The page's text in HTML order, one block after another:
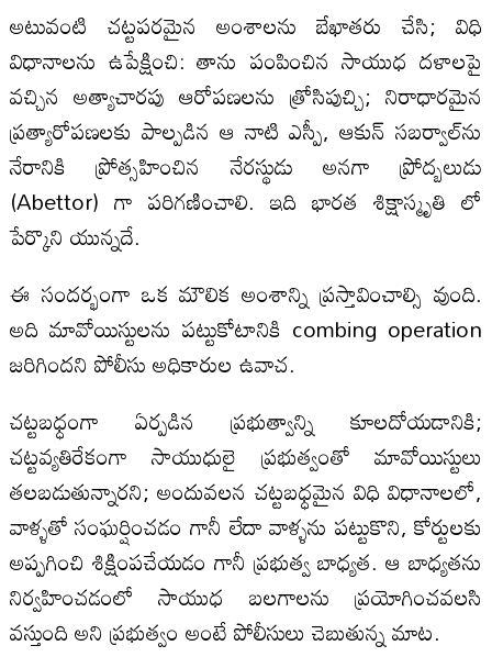
అటువంటి చట్టపరమైన అంశాలను బేఖాతరు చేసి; విధి
విధానాలను ఉపేక్షించి: తాను పంపించిన సాయుధ దళాలపై
వచ్చిన అత్యాచారపు ఆరోపణలను త్రోసిపుచ్చి; నిరాధారమైన
ప్రత్యారోపణలకు పాల్పడిన ఆ నాటి ఎస్పీ, ఆకున్ సబర్వాల్‌ను
నేరానికి ప్రోత్సహించిన నేరస్థుడు అనగా ప్రోద్బలుడు
(Abettor) గా పరిగణించాలి. ఇది భారత శిక్షాస్మృతి లో
పేర్కొని యున్నదే.
ఈ సందర్భంగా ఒక మౌలిక అంశాన్ని ప్రస్తావించాల్సి వుంది.
అది మావోయిస్టులను పట్టుకోటానికి combing operation
జరిగిందని పోలీసు అధికారుల ఉవాచ.
చట్టబధ్ధంగా ఏర్పడిన ప్రభుత్వాన్ని కూలదోయడానికి;
చట్టవ్యతిరేకంగా సాయుధులై ప్రభుత్వంతో మావోయిస్టులు
తలబడుతున్నారని; అందువలన చట్టబధ్ధమైన విధి విధానాలలో,
వాళ్ళతో సంఘర్షించడం గానీ లేదా వాళ్ళను పట్టుకొని, కోర్టులకు
అప్పగించి శిక్షింపచేయడం గానీ ప్రభుత్వ బాధ్యత. ఆ బాధ్యతను
నిర్వహించడంలో సాయుధ బలగాలను ప్రయోగించవలసి
వస్తుంది అని ప్రభుత్వం అంటే పోలీసులు చెబుతున్న మాట.